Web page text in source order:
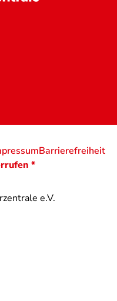
e.V.
Barrierefreiheit
*